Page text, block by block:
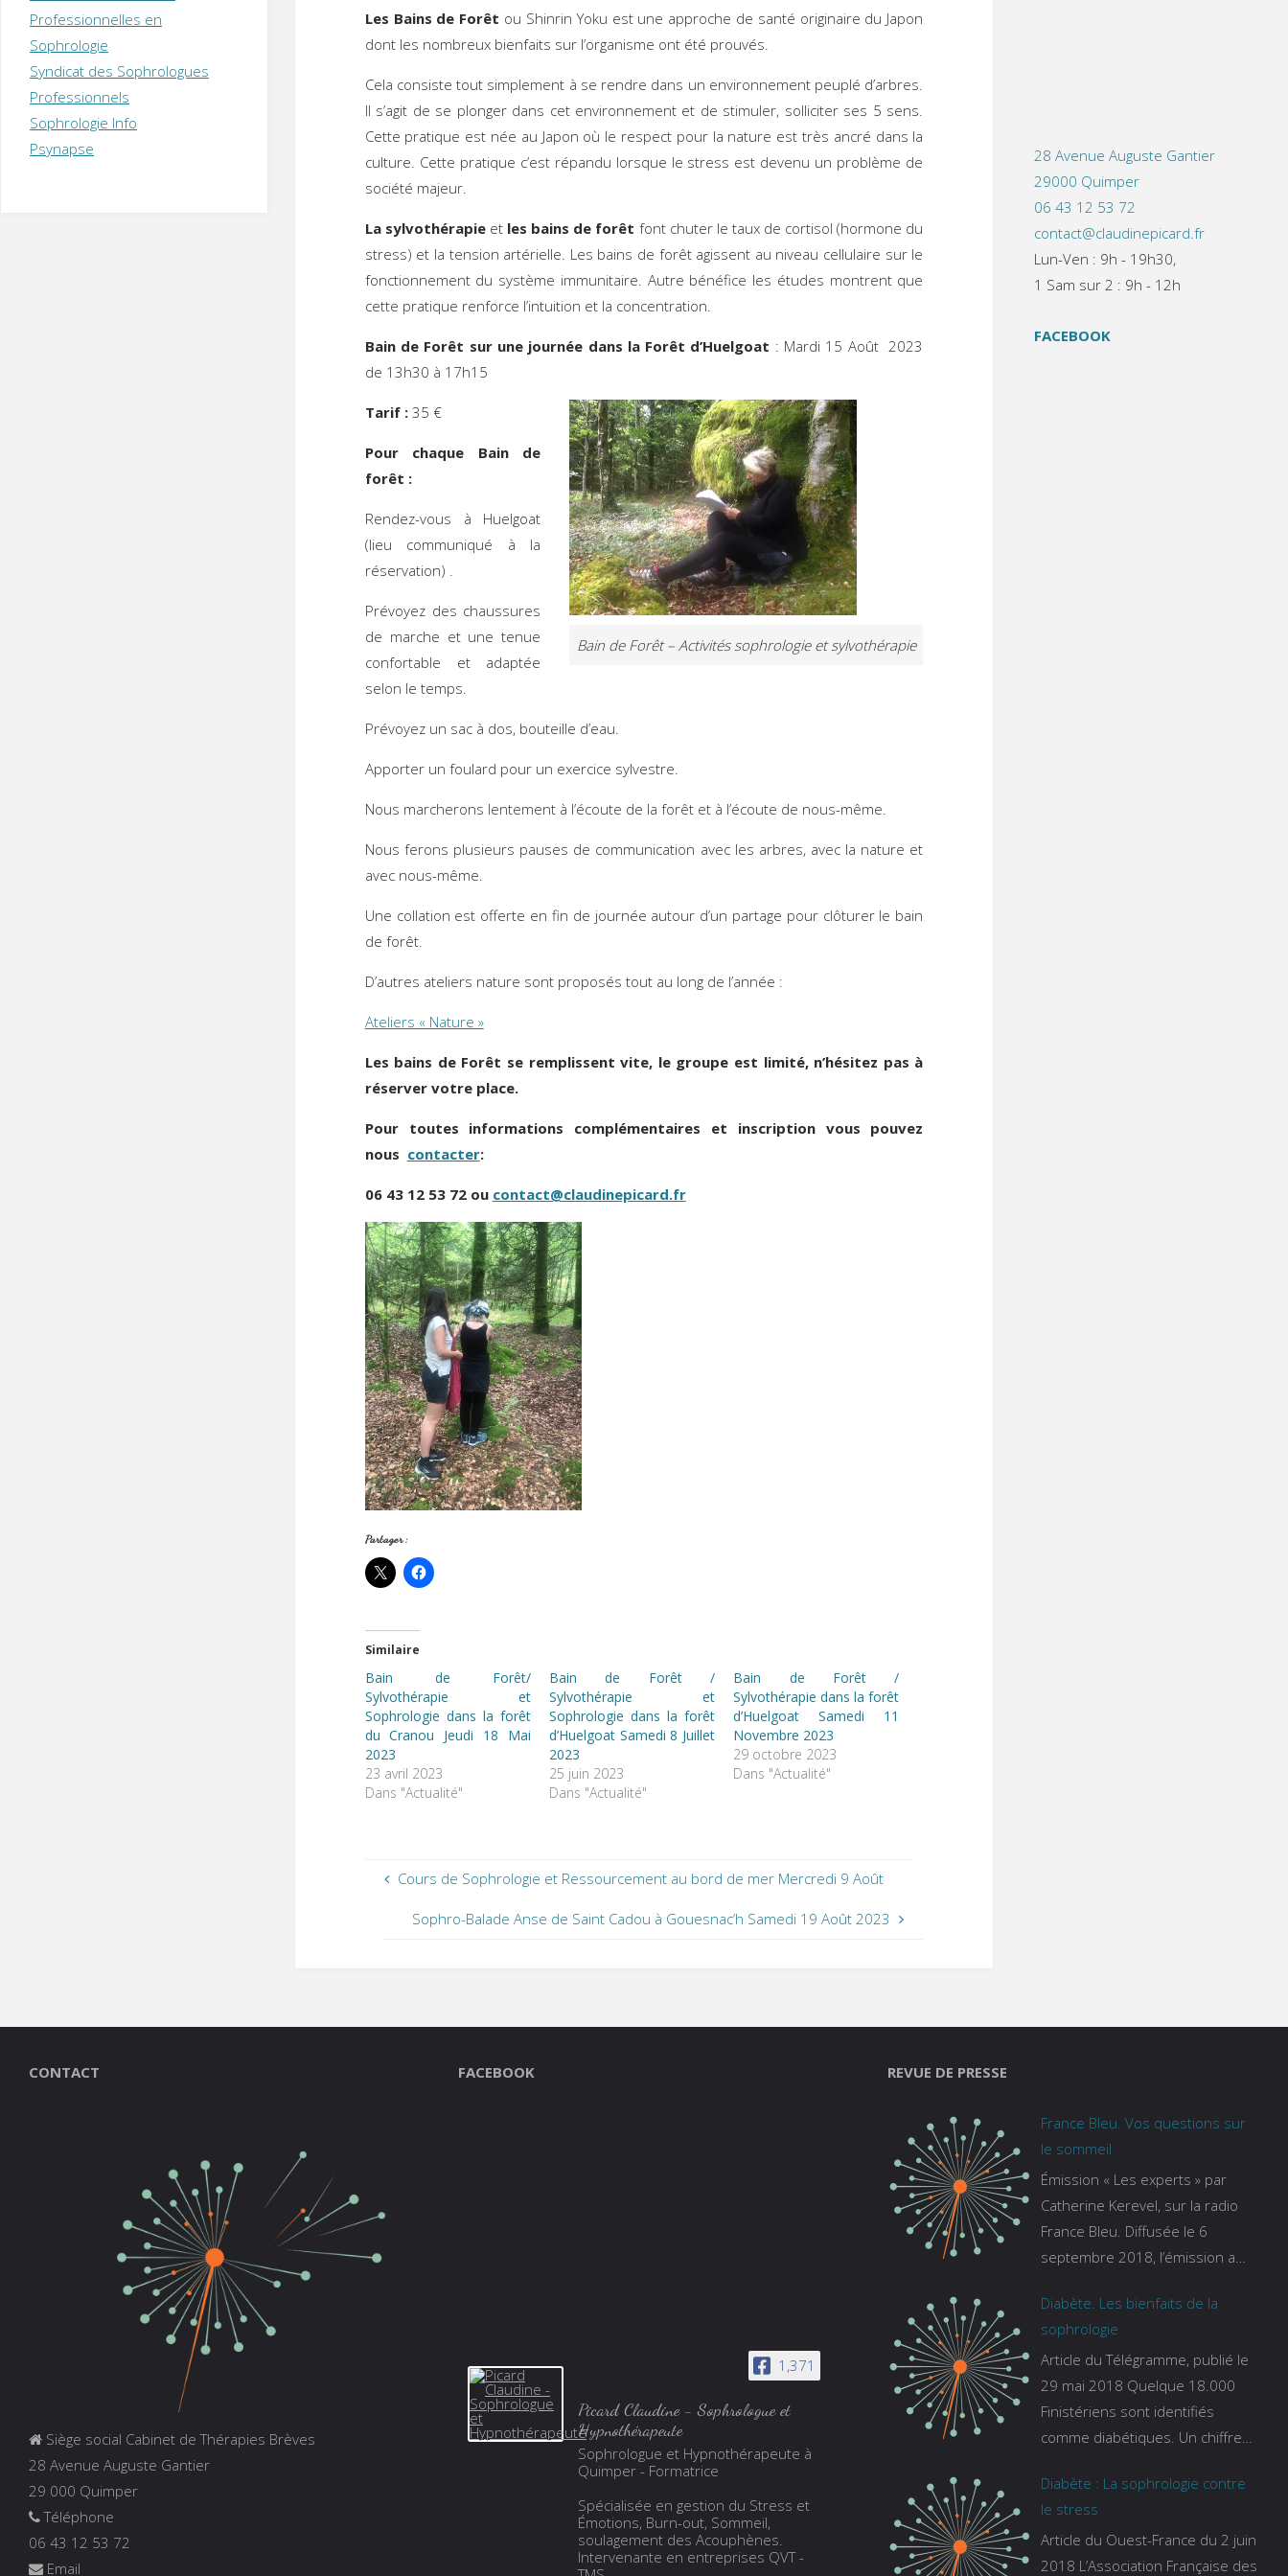
Les Bains de Forêt ou Shinrin Yoku est une approche de santé originaire du Japon
dont les nombreux bienfaits sur l’organisme ont été prouvés.
Cela consiste tout simplement à se rendre dans un environnement peuplé d’arbres.
Il s’agit de se plonger dans cet environnement et de stimuler, solliciter ses 5 sens.
Cette pratique est née au Japon où le respect pour la nature est très ancré dans la
culture. Cette pratique c’est répandu lorsque le stress est devenu un problème de
société majeur.
La sylvothérapieetles bains de forêt font chuter le taux de cortisol (hormone du
stress) et la tension artérielle. Les bains de forêt agissent au niveau cellulaire sur le
fonctionnement du système immunitaire. Autre bénéfice les études montrent que
cette pratique renforce l’intuition et la concentration.
Bain de Forêt sur une journée dans la Forêt d’Huelgoat : Mardi 15 Août 2023
de 13h30 à 17h15
Bain de Forêt – Activités sophrologie et sylvothérapie
Tarif :35 €
Pour chaque Bain de
forêt :
Rendez-vous à Huelgoat
(lieu communiqué à la
réservation) .
Prévoyez des chaussures
de marche et une tenue
confortable et adaptée
selon le temps.
Prévoyez un sac à dos, bouteille d’eau.
Apporter un foulard pour un exercice sylvestre.
Nous marcherons lentement à l’écoute de la forêt et à l’écoute de nous-même.
Nous ferons plusieurs pauses de communication avec les arbres, avec la nature et
avec nous-même.
Une collation est offerte en fin de journée autour d’un partage pour clôturer le bain
de forêt.
D’autres ateliers nature sont proposés tout au long de l’année :
Ateliers « Nature »
Les bains de Forêt se remplissent vite, le groupe est limité, n’hésitez pas à
réserver votre place.
Pour toutes informations complémentaires et inscription vous pouvez
nous contacter:
06 43 12 53 72 ou contact@claudinepicard.fr
Partager :
Similaire
Bain de Forêt/
Sylvothérapie et
Sophrologie dans la forêt
du Cranou Jeudi 18 Mai
2023
23 avril 2023
Dans "Actualité"
Bain de Forêt /
Sylvothérapie et
Sophrologie dans la forêt
d’Huelgoat Samedi 8 Juillet
2023
25 juin 2023
Dans "Actualité"
Bain de Forêt /
Sylvothérapie dans la forêt
d’Huelgoat Samedi 11
Novembre 2023
29 octobre 2023
Dans "Actualité"
Cours de Sophrologie et Ressourcement au bord de mer Mercredi 9 Août
Sophro-Balade Anse de Saint Cadou à Gouesnac’h Samedi 19 Août 2023
Professionnelles en
Sophrologie
Syndicat des Sophrologues
Professionnels
Sophrologie Info
Psynapse
28 Avenue Auguste Gantier
29000 Quimper
06 43 12 53 72
contact@claudinepicard.fr
Lun-Ven : 9h - 19h30,
1 Sam sur 2 : 9h - 12h
FACEBOOK
CONTACT
Siège social Cabinet de Thérapies Brèves
28 Avenue Auguste Gantier
29 000 Quimper
Téléphone
06 43 12 53 72
Email
FACEBOOK
1,371
Picard Claudine - Sophrologue et
Hypnothérapeute
Sophrologue et Hypnothérapeute à
Quimper - Formatrice
Spécialisée en gestion du Stress et
Émotions, Burn-out, Sommeil,
soulagement des Acouphènes.
Intervenante en entreprises QVT -
REVUE DE PRESSE
France Bleu. Vos questions sur
le sommeil
Émission « Les experts » par
Catherine Kerevel, sur la radio
France Bleu. Diffusée le 6
septembre 2018, l’émission a
le site de france bleu :
https://www.francebleu.fr/emissi
ons/les-experts/breizh-izel/vos-
questions-sur-le-sommeil
Diabète. Les bienfaits de la
sophrologie
Article du Télégramme, publié le
29 mai 2018 Quelque 18.000
Finistériens sont identifiés
comme diabétiques. Un chiffre
tous ceux qui s’ignorent. « C’est
une pathologie qui continue à
augmenter, souligne Gaïanne
Gazeau, directrice adjointe de la
Diabète : La sophrologie contre
le stress
Article du Ouest-France du 2 juin
2018 L’Association Française des